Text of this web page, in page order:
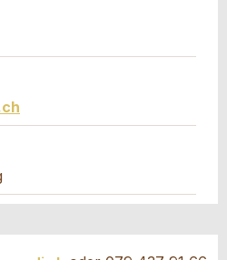
für die
Anzeige.